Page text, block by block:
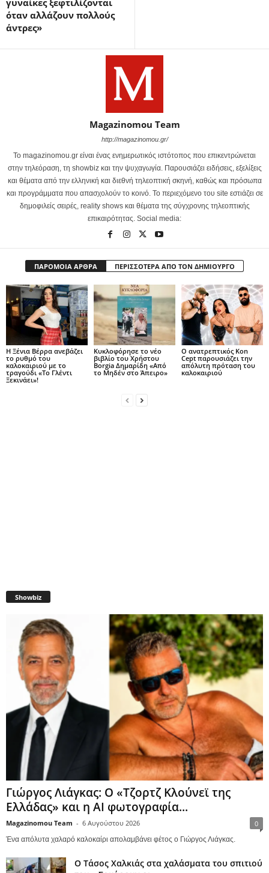
όταν αλλάζουν πολλούς
άντρες»
Magazinomou Team
http://magazinomou.gr/
Το magazinomou.gr είναι ένας ενημερωτικός ιστότοπος που επικεντρώνεται
στην τηλεόραση, τη showbiz και την ψυχαγωγία. Παρουσιάζει ειδήσεις, εξελίξεις
και θέματα από την ελληνική και διεθνή τηλεοπτική σκηνή, καθώς και πρόσωπα
και προγράμματα που απασχολούν το κοινό. Το περιεχόμενο του site εστιάζει σε
δημοφιλείς σειρές, reality shows και θέματα της σύγχρονης τηλεοπτικής
επικαιρότητας. Social media:
ΠΑΡΟΜΟΙΑ ΑΡΘΡΑ ΠΕΡΙΣΣΟΤΕΡΑ ΑΠΟ ΤΟΝ ΔΗΜΙΟΥΡΓΟ
Η Ξένια Βέρρα ανεβάζει
το ρυθμό του
καλοκαιριού με το
τραγούδι «Το Γλέντι
Ξεκινάει»!
Κυκλοφόρησε το νέο
βιβλίο του Χρήστου
Borgia Δημαρίδη «Από
το Μηδέν στο Άπειρο»
Ο ανατρεπτικός Kon
Cept παρουσιάζει την
απόλυτη πρόταση του
καλοκαιριού
Showbiz
Γιώργος Λιάγκας: Ο «Τζορτζ Κλούνεϊ της
Ελλάδας» και η AI φωτογραφία...
Magazinomou Team - 6 Αυγούστου 2026 0
Ένα απόλυτα χαλαρό καλοκαίρι απολαμβάνει φέτος ο Γιώργος Λιάγκας.
Ο Τάσος Χαλκιάς στα χαλάσματα του σπιτιού